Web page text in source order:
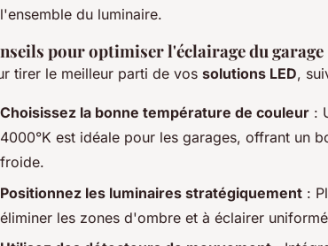
l'ensemble du luminaire.
pour optimiser l'éclairage du garage
tirer le meilleur parti de vos solutions LED,
Choisissez la bonne température de couleur :
4000°K est idéale pour les garages, offrant un
froide.
Positionnez les luminaires stratégiquement :
éliminer les zones d'ombre et à éclairer